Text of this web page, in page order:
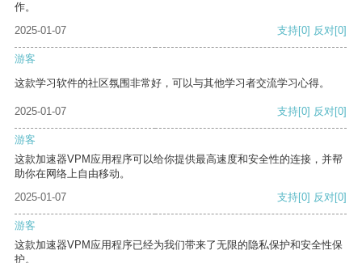
作。
2025-01-07
支持[0] 反对[0]
游客
这款学习软件的社区氛围非常好，可以与其他学习者交流学习心得。
2025-01-07 支持[0] 反对[0]
游客
这款加速器VPM应用程序可以给你提供最高速度和安全性的连接，并帮
助你在网络上自由移动。
2025-01-07
支持[0] 反对[0]
游客
这款加速器VPM应用程序已经为我们带来了无限的隐私保护和安全性保
护。